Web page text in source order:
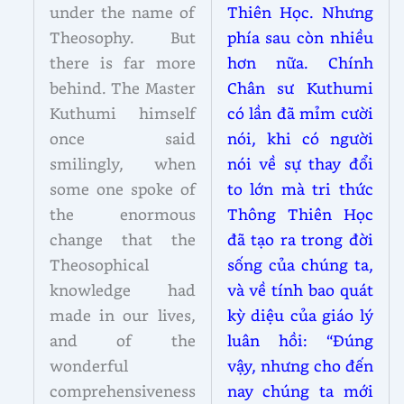
under the name of
Theosophy. But
there is far more
behind. The Master
Kuthumi himself
once said
smilingly, when
some one spoke of
the enormous
change that the
Theosophical
knowledge had
made in our lives,
and of the
wonderful
comprehensiveness
Thiên Học. Nhưng
phía sau còn nhiều
hơn nữa. Chính
Chân sư Kuthumi
có lần đã mỉm cười
nói, khi có người
nói về sự thay đổi
to lớn mà tri thức
Thông Thiên Học
đã tạo ra trong đời
sống của chúng ta,
và về tính bao quát
kỳ diệu của giáo lý
luân hồi: “Đúng
vậy, nhưng cho đến
nay chúng ta mới